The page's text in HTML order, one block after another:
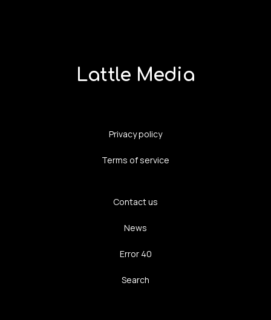
Lattle Media
Privacy policy
Terms of service
Contact us
News
Error 40
Search